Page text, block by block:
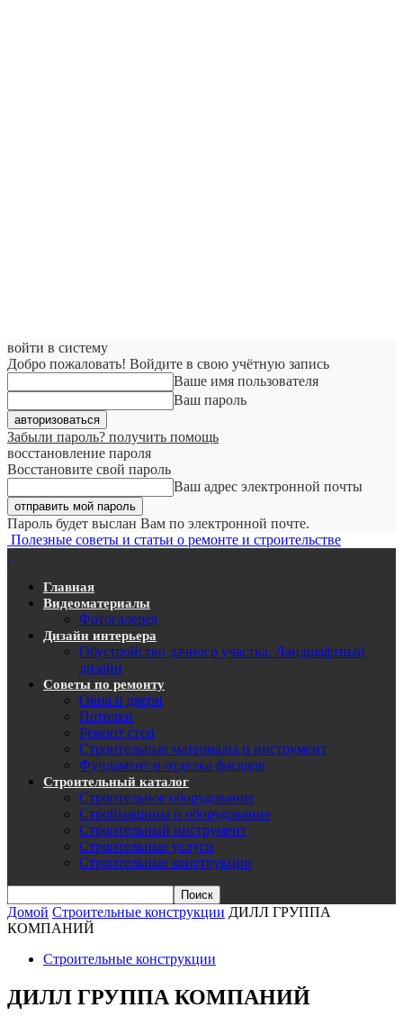
войти в систему
Добро пожаловать! Войдите в свою учётную запись
Ваше имя пользователя
Ваш пароль
Забыли пароль? получить помощь
восстановление пароля
Восстановите свой пароль
Ваш адрес электронной почты
Пароль будет выслан Вам по электронной почте.
Полезные советы и статьи о ремонте и строительстве
Главная
Видеоматериалы
Фотогалерея
Дизайн интерьера
Обустройство дачного участка. Ландшафтный
дизайн
Советы по ремонту
Окна и двери
Потолки
Ремонт стен
Строительные материалы и инструмент
Фундамент и отделка фасадов
Строительный каталог
Строительное оборудование
Строймашины и оборудование
Строительный инструмент
Строительные услуги
Строительные конструкции
Домой Строительные конструкции ДИЛЛ ГРУППА
КОМПАНИЙ
Строительные конструкции
ДИЛЛ ГРУППА КОМПАНИЙ